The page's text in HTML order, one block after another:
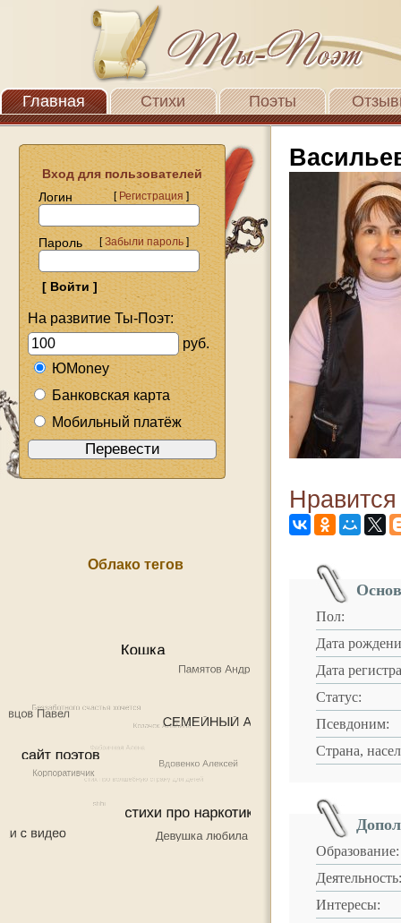
Главная Стихи Поэты
Вход для пользователей
Логин
[Регистрация]
Пароль [Забыли пароль]
На развитие Ты-Поэт:
руб.
ЮMoney
Банковская карта
Мобильный платёж
Облако тегов
Пол:
Дата
Дата
Статус:
Псевдоним:
Страна,
Образование:
Деятельность:
Интересы: